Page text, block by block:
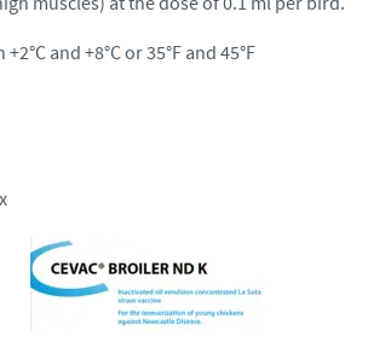
and +8°C or 35°F and 45°F